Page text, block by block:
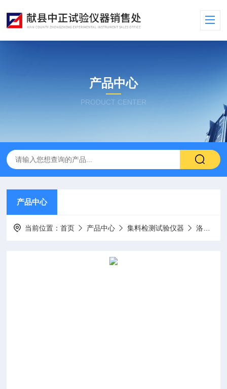
产品中心
PRODUCT CENTER
产品中心
当前位置：首页 产品中心 集料检测试验仪器 洛杉矶磨耗试验机